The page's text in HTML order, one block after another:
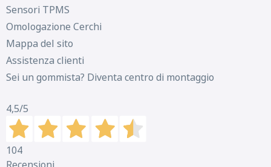
Sensori TPMS
Omologazione Cerchi
Mappa del sito
Assistenza clienti
Sei un gommista? Diventa centro di montaggio
4,5/5
104